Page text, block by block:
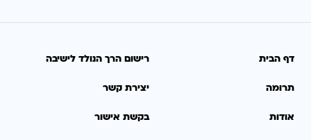
דף הבית רישום הרך הנולד לישיבה
תרומה יצירת קשר
אודות בקשת אישור